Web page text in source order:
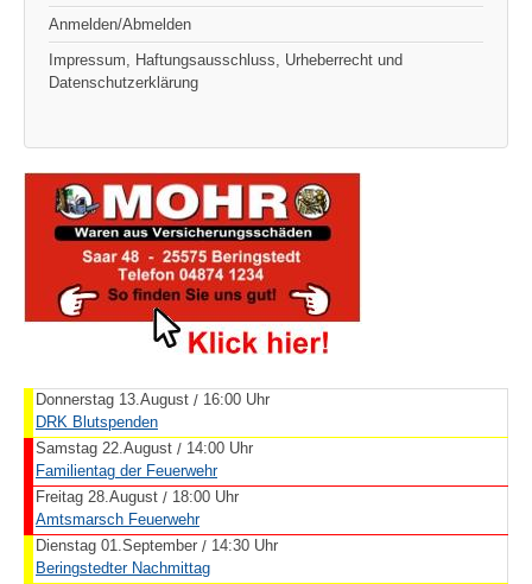
Anmelden/Abmelden
Impressum, Haftungsausschluss, Urheberrecht und
Datenschutzerklärung
Donnerstag 13.August / 16:00 Uhr
DRK Blutspenden
Samstag 22.August / 14:00 Uhr
Familientag der Feuerwehr
Freitag 28.August / 18:00 Uhr
Amtsmarsch Feuerwehr
Dienstag 01.September / 14:30 Uhr
Beringstedter Nachmittag